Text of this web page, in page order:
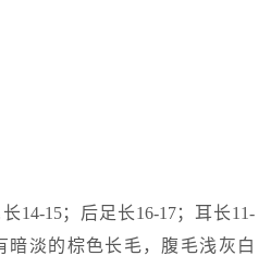
14-15；后足长16-17；耳长11-
暗淡的棕色长毛，腹毛浅灰白